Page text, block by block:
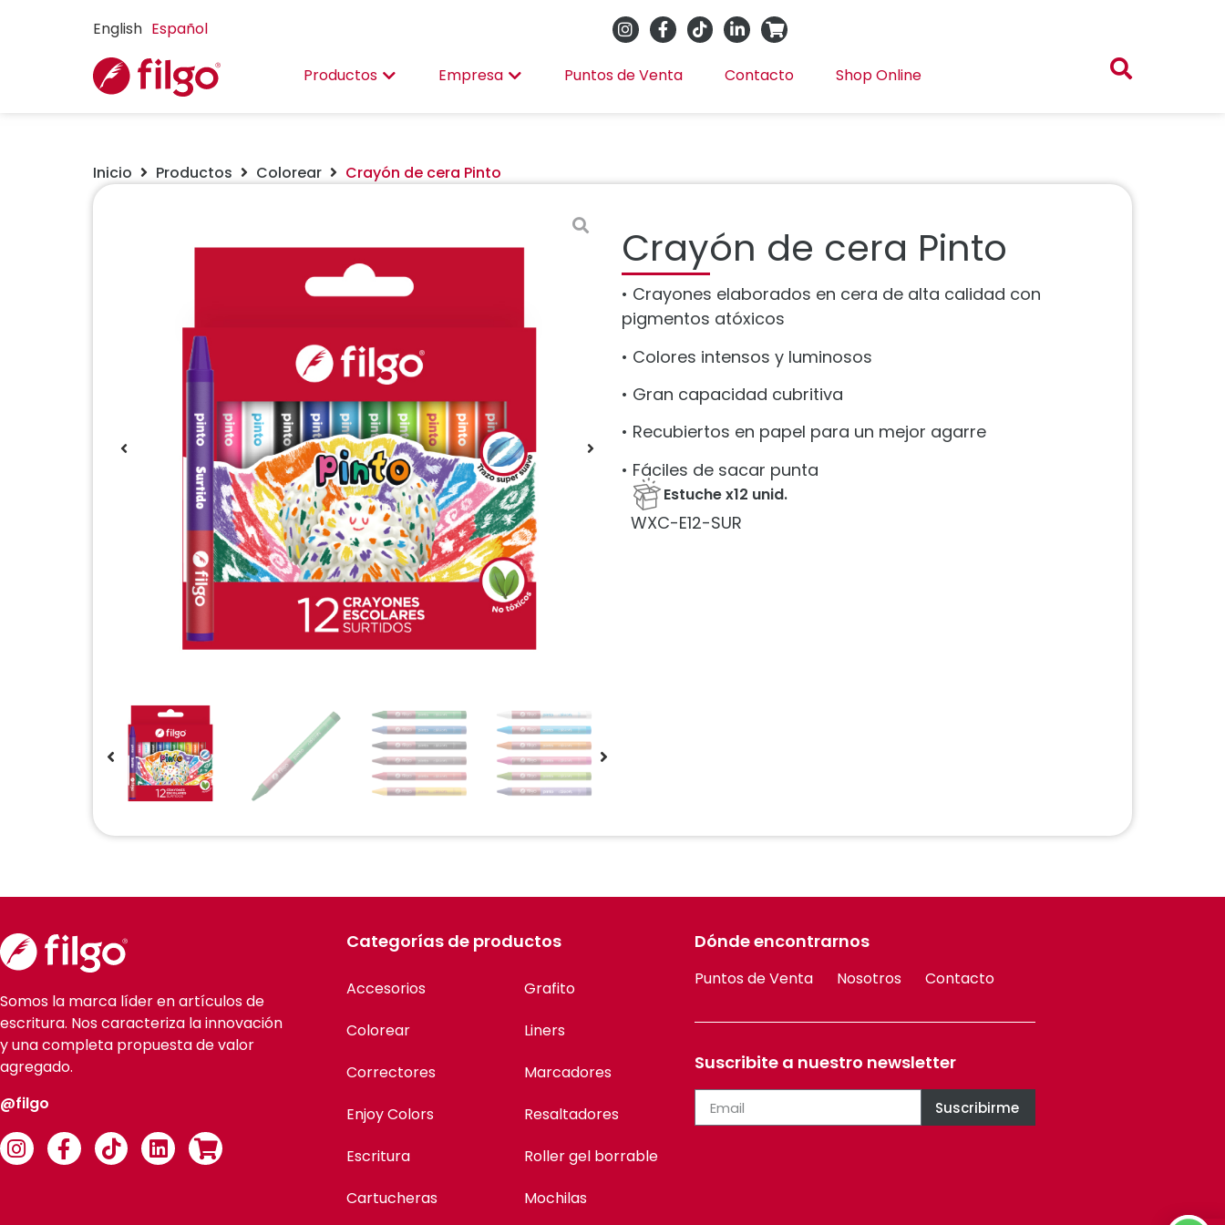
English Español
Productos Empresa Puntos de Venta Contacto Shop Online
Inicio Productos Colorear Crayón de cera Pinto
Crayón de cera Pinto
• Crayones elaborados en cera de alta calidad con
pigmentos atóxicos
• Colores intensos y luminosos
• Gran capacidad cubritiva
• Recubiertos en papel para un mejor agarre
• Fáciles de sacar punta
Estuche x12 unid.
WXC-E12-SUR
Somos la marca líder en artículos de
escritura. Nos caracteriza la innovación
y una completa propuesta de valor
agregado.
@filgo
Categorías de productos
Accesorios
Colorear
Correctores
Enjoy Colors
Escritura
Cartucheras
Grafito
Liners
Marcadores
Resaltadores
Roller gel borrable
Mochilas
Dónde encontrarnos
Puntos de Venta Nosotros Contacto
Suscribite a nuestro newsletter
Suscribirme